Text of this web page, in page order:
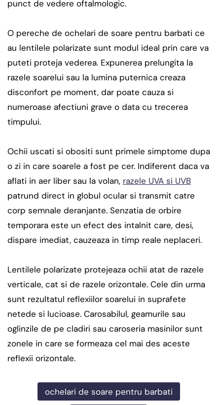
punct de vedere oftalmologic.
O pereche de ochelari de soare pentru barbati ce
au lentilele polarizate sunt modul ideal prin care va
puteti proteja vederea. Expunerea prelungita la
razele soarelui sau la lumina puternica creaza
disconfort pe moment, dar poate cauza si
numeroase afectiuni grave o data cu trecerea
timpului.
Ochii uscati si obositi sunt primele simptome dupa
o zi in care soarele a fost pe cer. Indiferent daca va
aflati in aer liber sau la volan, razele UVA si UVB
patrund direct in globul ocular si transmit catre
corp semnale deranjante. Senzatia de orbire
temporara este un efect des intalnit care, desi,
dispare imediat, cauzeaza in timp reale neplaceri.
Lentilele polarizate protejeaza ochii atat de razele
verticale, cat si de razele orizontale. Cele din urma
sunt rezultatul reflexiilor soarelui in suprafete
netede si lucioase. Carosabilul, geamurile sau
oglinzile de pe cladiri sau caroseria masinilor sunt
zonele in care se formeaza cel mai des aceste
reflexii orizontale.
ochelari de soare pentru barbati